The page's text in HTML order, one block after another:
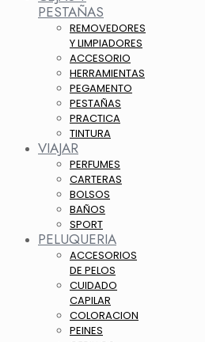
PESTAÑAS
REMOVEDORES
Y LIMPIADORES
ACCESORIO
HERRAMIENTAS
PEGAMENTO
PESTAÑAS
PRACTICA
TINTURA
VIAJAR
PERFUMES
CARTERAS
BOLSOS
BAÑOS
SPORT
PELUQUERIA
ACCESORIOS
DE PELOS
CUIDADO
CAPILAR
COLORACION
PEINES